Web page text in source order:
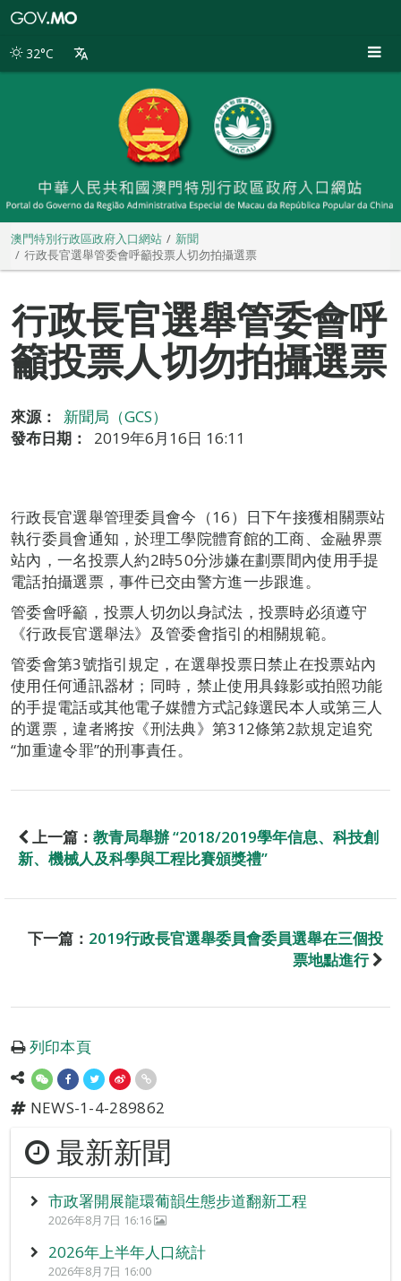
別
32°C
澳門特別行政區政府入口網站
新聞
行政長官選舉管委會呼籲投票人切勿拍攝選票
行政長官選舉管委會呼
籲投票人切勿拍攝選票
來源：
新聞局（GCS）
發布日期：
2019年6月16日 16:11
行政長官選舉管理委員會今（16）日下午接獲相關票站
執行委員會通知，於理工學院體育館的工商、金融界票
站內，一名投票人約2時50分涉嫌在劃票間內使用手提
電話拍攝選票，事件已交由警方進一步跟進。
管委會呼籲，投票人切勿以身試法，投票時必須遵守
《行政長官選舉法》及管委會指引的相關規範。
管委會第3號指引規定，在選舉投票日禁止在投票站內
使用任何通訊器材；同時，禁止使用具錄影或拍照功能
的手提電話或其他電子媒體方式記錄選民本人或第三人
的選票，違者將按《刑法典》第312條第2款規定追究
“加重違令罪”的刑事責任。
上一篇： 教青局舉辦 “2018/2019學年信息、科技創
新、機械人及科學與工程比賽頒獎禮”
下一篇： 2019行政長官選舉委員會委員選舉在三個投
票地點進行
列印本頁
NEWS-1-4-289862
最新新聞
市政署開展龍環葡韻生態步道翻新工程
2026年8月7日 16:16
2026年上半年人口統計
2026年8月7日 16:00